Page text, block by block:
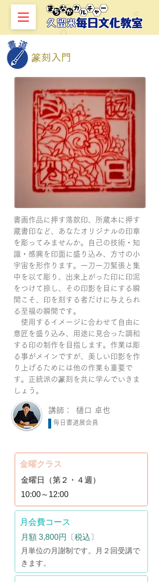
篆刻入門
書画作品に押す落款印、所蔵本に押す
蔵書印など、あなたオリジナルの印章
を彫ってみませんか。自己の技術・知
識・感興を印面に盛り込み、方寸の小
宇宙を形作ります。一刀一刀緊張と集
中を以て彫り、出来上がった印に印泥
をつけて捺し、その印影を目にする瞬
間こそ、印を刻する者だけに与えられ
る至福の瞬間です。
使用するイメージに合わせて自由に
意匠を盛り込み、用途に見合った調和
する印の制作を目指します。作業は彫
る事がメインですが、美しい印影を作
り上げるためには他の作業も重要で
す。正統派の篆刻を共に学んでいきま
しょう。
講師： 樋口 卓也
毎日書道展会員
金曜クラス
金曜日（第２・４週）
10:00～12:00
月会費コース
月額 3,800円〔税込〕
月単位の月謝制です。月２回受講で
きます。